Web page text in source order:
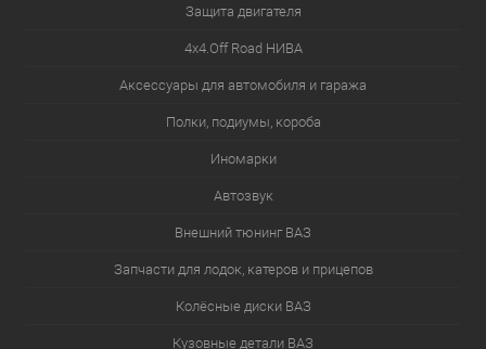
Защита двигателя
4х4.Off Road НИВА
Аксессуары для автомобиля и гаража
Полки, подиумы, короба
Иномарки
Автозвук
Внешний тюнинг ВАЗ
Запчасти для лодок, катеров и прицепов
Колёсные диски ВАЗ
Кузовные детали ВАЗ